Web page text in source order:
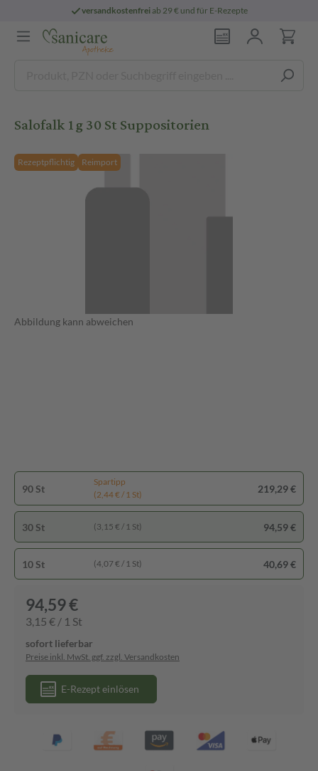
versandkostenfreiab 29 € und für E-Rezepte
Salofalk 1g 30 St Suppositorien
Rezeptpflichtig Reimport
Abbildung kann abweichen
90 St
Spartipp
(2,44 € / 1 St)
219,29 €
30 St (3,15 € / 1 St) 94,59 €
10 St (4,07 € / 1 St) 40,69 €
94,59 €
3,15 € / 1 St
sofort lieferbar
Preise inkl. MwSt. ggf. zzgl. Versandkosten
E-Rezept einlösen